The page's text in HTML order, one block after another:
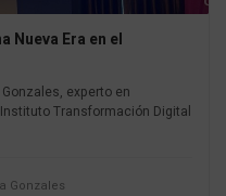
Nueva Era en el
experto en
Transformación Digital
Gonzales